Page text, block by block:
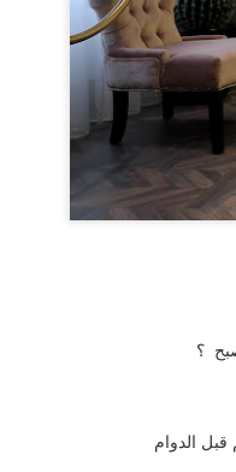
؟
الدوام
يعافيها مها